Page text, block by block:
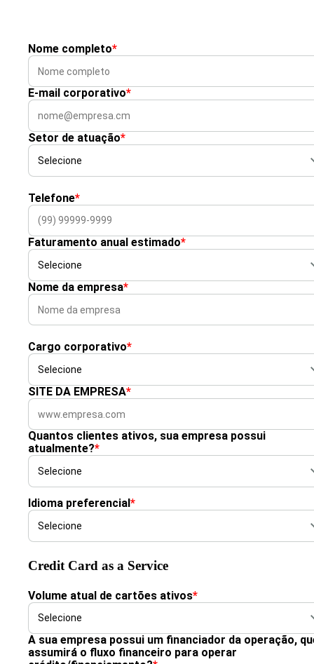
Nome completo*
E-mail corporativo*
Setor de atuação*
Telefone*
Faturamento anual estimado*
Nome da empresa*
Cargo corporativo*
SITE DA EMPRESA*
Quantos clientes ativos, sua empresa possui
atualmente?*
Idioma preferencial*
Credit Card as a Service
Volume atual de cartões ativos*
A sua empresa possui um financiador da operação,
assumirá o fluxo financeiro para operar